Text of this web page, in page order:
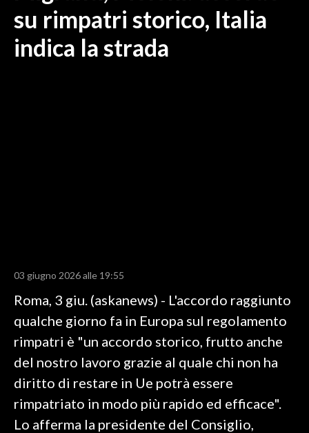
CRONACA
ITALIA
MONDO
RISULTATI E CLASSIFICHE
CALCIO
CALCIO REGIONALE
BASKET
VOLLEY
MOTORI
TENNIS
ALTRI SPORT
su rimpatri storico, Italia
indica la strada
03 giugno 2026 alle 19:55
Roma, 3 giu. (askanews) - L'accordo raggiunto
qualche giorno fa in Europa sul regolamento
rimpatri è "un accordo storico, frutto anche
del nostro lavoro grazie al quale chi non ha
diritto di restare in Ue potrà essere
rimpatriato in modo più rapido ed efficace".
Lo afferma la presidente del Consiglio,